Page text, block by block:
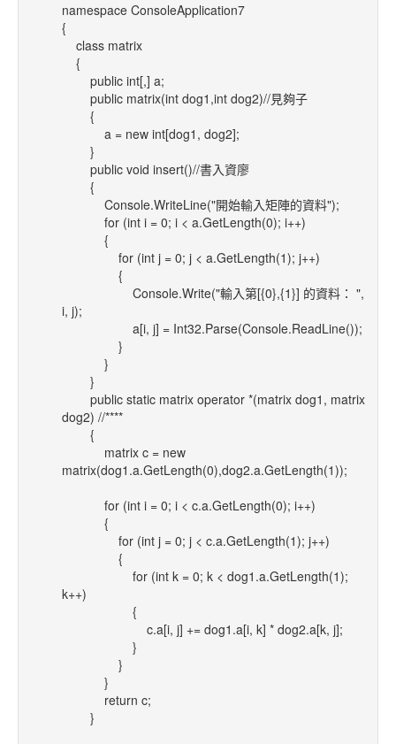
namespace ConsoleApplication7
{
class matrix
{
public int[,] a;
public matrix(int dog1,int dog2)//見夠子
{
a = new int[dog1, dog2];
}
public void insert()//書入資廖
{
Console.WriteLine("開始輸入矩陣的資料");
for (int i = 0; i < a.GetLength(0); i++)
{
for (int j = 0; j < a.GetLength(1); j++)
{
Console.Write("輸入第[{0},{1}] 的資料： ",
i, j);
a[i, j] = Int32.Parse(Console.ReadLine());
}
}
}
public static matrix operator *(matrix dog1, matrix
dog2) //****
{
matrix c = new
matrix(dog1.a.GetLength(0),dog2.a.GetLength(1));
for (int i = 0; i < c.a.GetLength(0); i++)
{
for (int j = 0; j < c.a.GetLength(1); j++)
{
for (int k = 0; k < dog1.a.GetLength(1);
k++)
{
c.a[i, j] += dog1.a[i, k] * dog2.a[k, j];
}
}
}
return c;
}